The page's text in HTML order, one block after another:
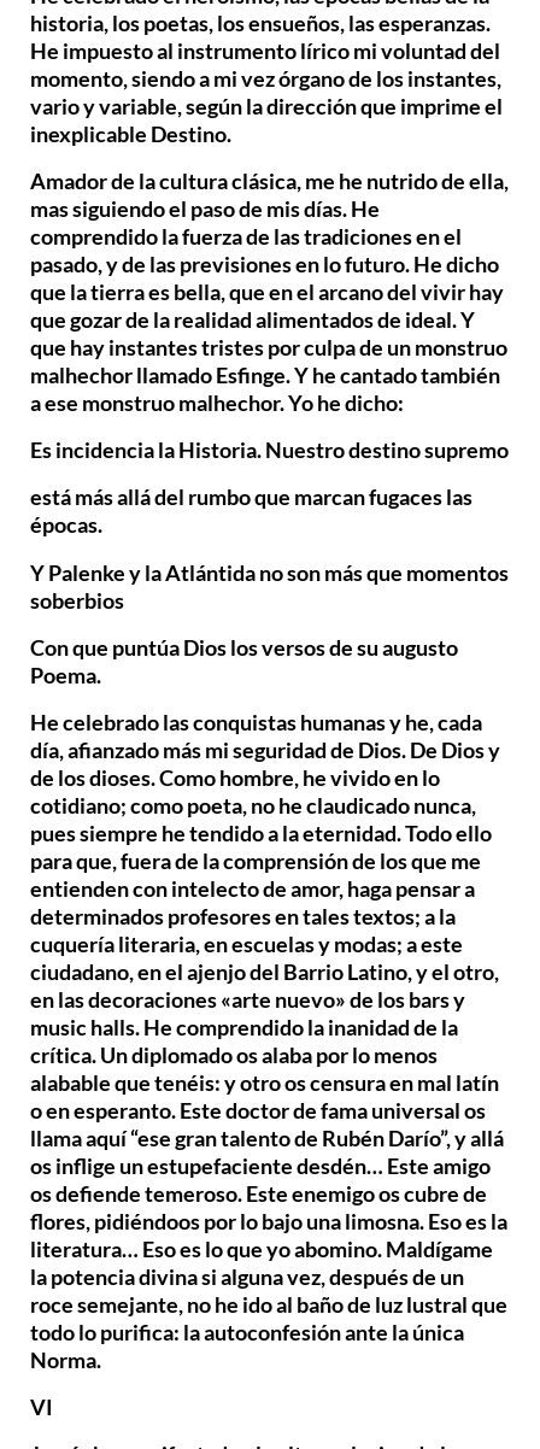
historia, los poetas, los ensueños, las esperanzas.
He impuesto al instrumento lírico mi voluntad del
momento, siendo a mi vez órgano de los instantes,
vario y variable, según la dirección que imprime el
inexplicable Destino.
Amador de la cultura clásica, me he nutrido de ella,
mas siguiendo el paso de mis días. He
comprendido la fuerza de las tradiciones en el
pasado, y de las previsiones en lo futuro. He dicho
que la tierra es bella, que en el arcano del vivir hay
que gozar de la realidad alimentados de ideal. Y
que hay instantes tristes por culpa de un monstruo
malhechor llamado Esfinge. Y he cantado también
a ese monstruo malhechor. Yo he dicho:
Es incidencia la Historia. Nuestro destino supremo
está más allá del rumbo que marcan fugaces las
épocas.
Y Palenke y la Atlántida no son más que momentos
soberbios
Con que puntúa Dios los versos de su augusto
Poema.
He celebrado las conquistas humanas y he, cada
día, afianzado más mi seguridad de Dios. De Dios y
de los dioses. Como hombre, he vivido en lo
cotidiano; como poeta, no he claudicado nunca,
pues siempre he tendido a la eternidad. Todo ello
para que, fuera de la comprensión de los que me
entienden con intelecto de amor, haga pensar a
determinados profesores en tales textos; a la
cuquería literaria, en escuelas y modas; a este
ciudadano, en el ajenjo del Barrio Latino, y el otro,
en las decoraciones «arte nuevo» de los bars y
music halls. He comprendido la inanidad de la
crítica. Un diplomado os alaba por lo menos
alabable que tenéis: y otro os censura en mal latín
o en esperanto. Este doctor de fama universal os
llama aquí “ese gran talento de Rubén Darío”, y allá
os inflige un estupefaciente desdén… Este amigo
os defiende temeroso. Este enemigo os cubre de
flores, pidiéndoos por lo bajo una limosna. Eso es la
literatura… Eso es lo que yo abomino. Maldígame
la potencia divina si alguna vez, después de un
roce semejante, no he ido al baño de luz lustral que
todo lo purifica: la autoconfesión ante la única
Norma.
VI